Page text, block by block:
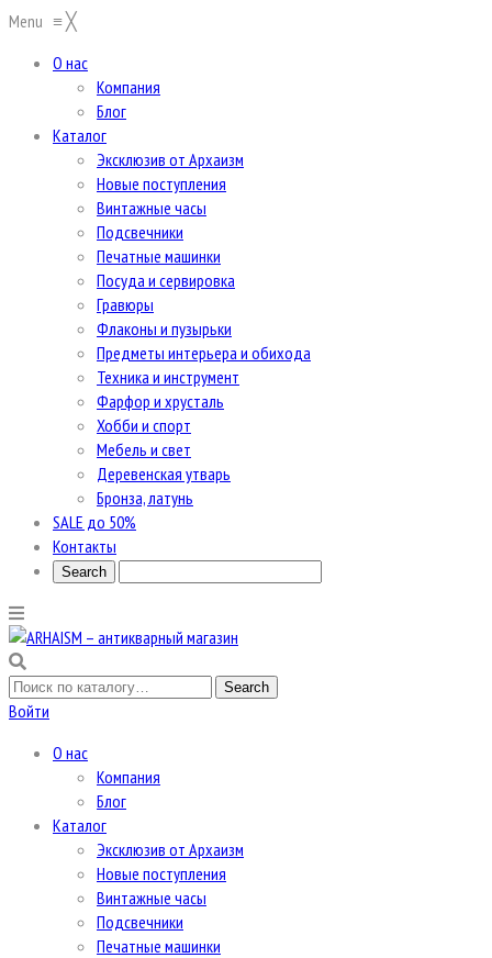
Menu ≡╳
О нас
Компания
Блог
Каталог
Эксклюзив от Архаизм
Новые поступления
Винтажные часы
Подсвечники
Печатные машинки
Посуда и сервировка
Гравюры
Флаконы и пузырьки
Предметы интерьера и обихода
Техника и инструмент
Фарфор и хрусталь
Хобби и спорт
Мебель и свет
Деревенская утварь
Бронза, латунь
SALE до 50%
Контакты
Войти
О нас
Компания
Блог
Каталог
Эксклюзив от Архаизм
Новые поступления
Винтажные часы
Подсвечники
Печатные машинки